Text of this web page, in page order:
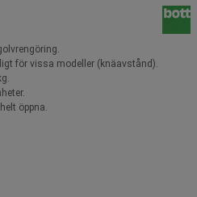
för vissa modeller (knäavstånd).
öppna.